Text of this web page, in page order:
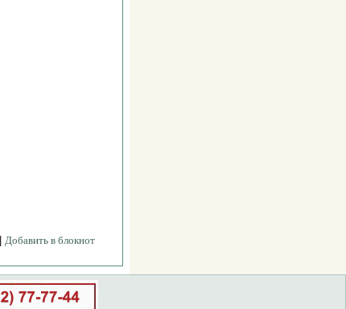
Добавить в блокнот